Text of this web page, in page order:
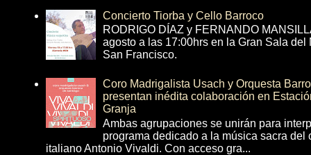
Concierto Tiorba y Cello Barroco
RODRIGO DÍAZ y FERNANDO
agosto a las 17:00hrs en la Gran Sala
San Francisco.
Coro Madrigalista Usach y Orquesta
presentan inédita colaboración en
Granja
Ambas agrupaciones se unirán para
programa dedicado a la música sacra del
italiano Antonio Vivaldi. Con acceso gra...